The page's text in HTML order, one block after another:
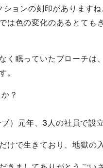
ョンの刻印がありますね
は色の変化のあるとても
く眠っていたブローチは
。
？
）元年、3人の社員で設
けで生きており、地獄の